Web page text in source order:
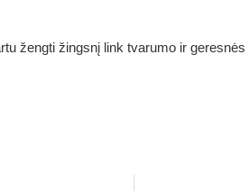
žengti žingsnį link tvarumo ir geresnės